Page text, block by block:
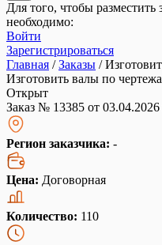
Для того, чтобы разместить
необходимо:
Войти
Зарегистрироваться
Главная /Заказы /
Изготовить валы по
Открыт
Заказ № 13385 от 03.04.2026
Регион заказчика: -
Цена: Договорная
Количество: 110